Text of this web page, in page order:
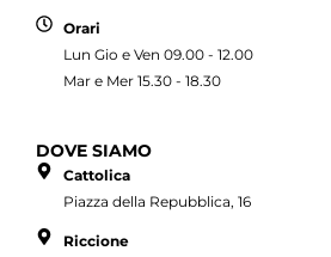
Orari
Lun Gio e Ven 09.00 - 12.00
Mar e Mer 15.30 - 18.30
DOVE SIAMO
Cattolica
Piazza della Repubblica, 16
Riccione